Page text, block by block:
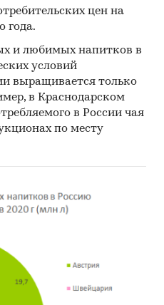
цен на
года.
и любимых напитков в
условий
выращивается только
в Краснодарском
в России чая
по месту